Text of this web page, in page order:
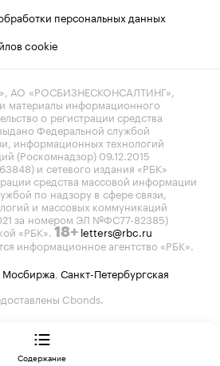
персональных данных
cookie
АО «РОСБИЗНЕСКОНСАЛТИНГ»,
материалы информационного
о регистрации средства
Федеральной службой
информационных технологий
(Роскомнадзор) 09.12.2015
и сетевого издания «РБК»
средства массовой информации
по надзору в сфере связи,
и массовых коммуникаций
за номером ЭЛ №ФС77-82385)
«РБК». 18+ letters@rbc.ru
информационное агентство «РБК».
Мосбиржа Санкт-Петербургская
Cbonds.
Содержание